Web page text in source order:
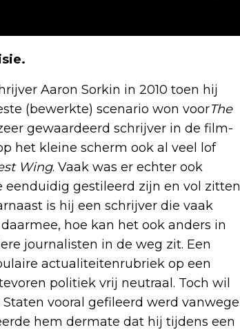
Aaron Sorkin in 2010 toen hij
(bewerkte) scenario won voorThe
gewaardeerd schrijver in de film-
het kleine scherm ook al veel lof
Wing. Vaak was er echter ook
eenduidig gestileerd zijn en vol zitten
is hij een schrijver die vaak
hoe kan het ook anders in
journalisten in de weg zit. Een
actualiteitenrubriek op een
politiek vrij neutraal. Toch wil
vooral gefileerd werd vanwege
hem dermate dat hij tijdens een